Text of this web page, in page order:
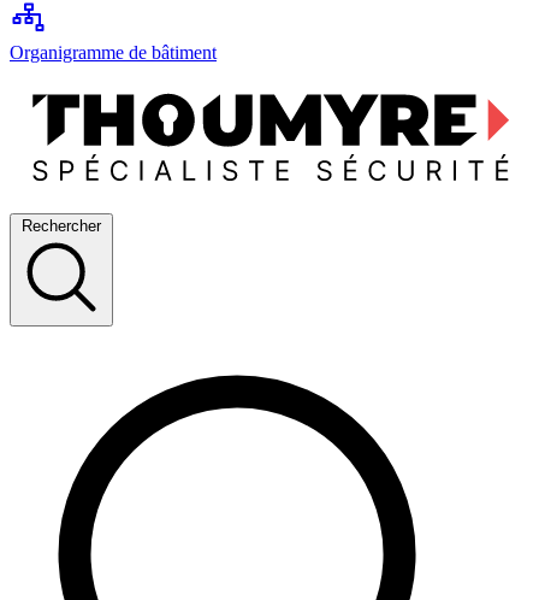
Organigramme de bâtiment
Rechercher